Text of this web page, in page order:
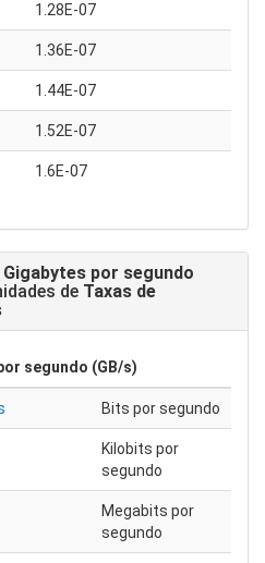
1.28E-07
1.36E-07
1.44E-07
1.52E-07
1.6E-07
Gigabytes por segundo
de Taxas de
segundo (GB/s)
Bits por segundo
Kilobits por
segundo
Megabits por
segundo